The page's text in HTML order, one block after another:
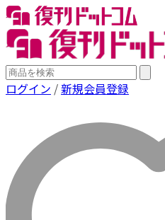
ログイン /新規会員登録